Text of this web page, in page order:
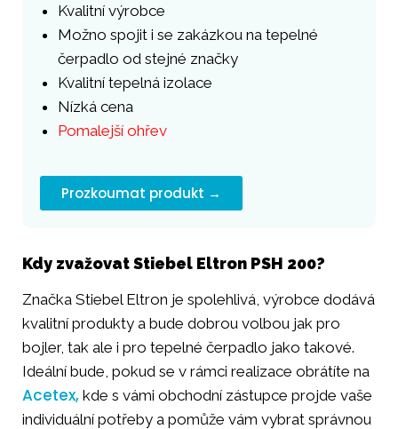
Kvalitní výrobce
Možno spojit i se zakázkou na tepelné
čerpadlo od stejné značky
Kvalitní tepelná izolace
Nízká cena
Pomalejší ohřev
Prozkoumat produkt →
Kdy zvažovat Stiebel Eltron PSH 200?
Značka Stiebel Eltron je spolehlivá, výrobce dodává
kvalitní produkty a bude dobrou volbou jak pro
bojler, tak ale i pro tepelné čerpadlo jako takové.
Ideální bude, pokud se v rámci realizace obrátíte na
Acetex, kde s vámi obchodní zástupce projde vaše
individuální potřeby a pomůže vám vybrat správnou